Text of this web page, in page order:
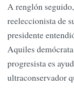
A renglón
reeleccionista de
presidente
Aquiles
progresista es
ultraconservador